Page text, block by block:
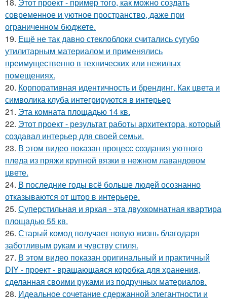
современное и уютное пространство, даже при
ограниченном бюджете.
19. Ещё не так давно стеклоблоки считались сугубо
утилитарным материалом и применялись
преимущественно в технических или нежилых
помещениях.
20. Корпоративная идентичность и брендинг. Как цвета и
символика клуба интегрируются в интерьер
21. Эта комната площадью 14 кв.
22. Этот проект - результат работы архитектора, который
создавал интерьер для своей семьи.
23. В этом видео показан процесс создания уютного
пледа из пряжи крупной вязки в нежном лавандовом
цвете.
24. В последние годы всё больше людей осознанно
отказываются от штор в интерьере.
25. Суперстильная и яркая - эта двухкомнатная квартира
площадью 55 кв.
26. Старый комод получает новую жизнь благодаря
заботливым рукам и чувству стиля.
27. В этом видео показан оригинальный и практичный
DIY - проект - вращающаяся коробка для хранения,
сделанная своими руками из подручных материалов.
28. Идеальное сочетание сдержанной элегантности и